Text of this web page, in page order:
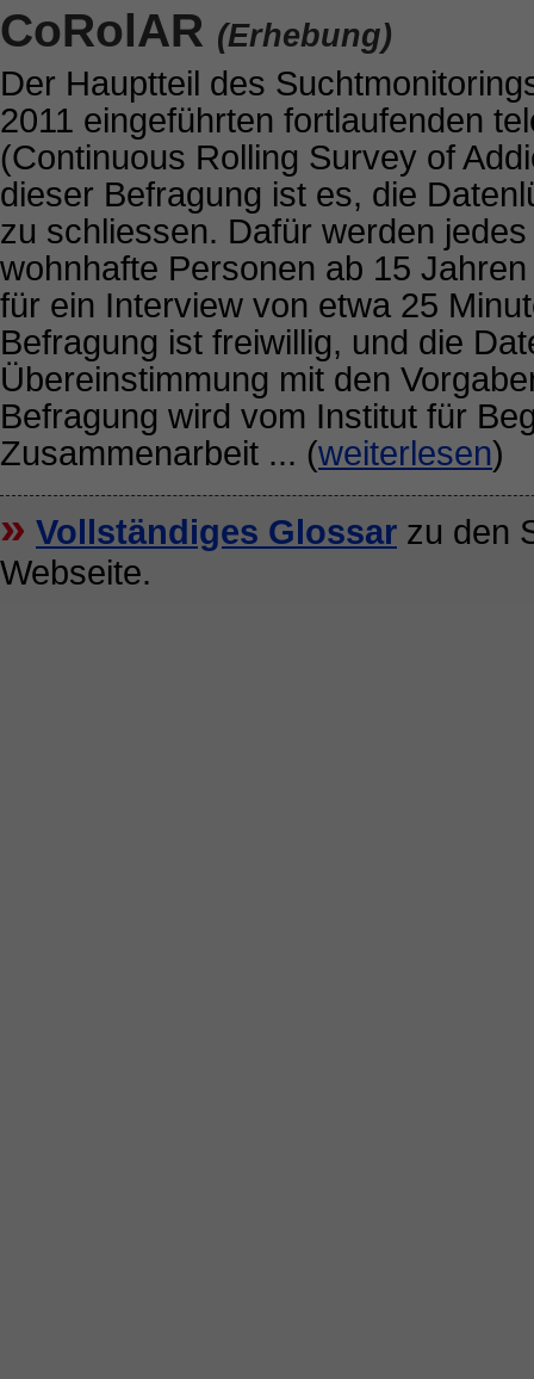
CoRolAR (Erhebung)
Der Hauptteil des
2011 eingeführten fortlaufenden
(Continuous Rolling Survey of
dieser Befragung ist es, die
zu schliessen. Dafür werden
wohnhafte Personen ab 15
für ein Interview von etwa 25
Befragung ist freiwillig, und die
Übereinstimmung mit den
Befragung wird vom Institut für
Zusammenarbeit ... (weiterlesen)
» Vollständiges Glossar zu den
Webseite.